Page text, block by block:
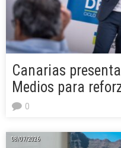
Canarias
Medios para
0
08/07/2026